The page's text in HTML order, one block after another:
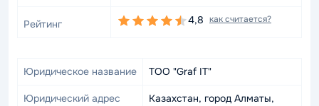
Рейтинг 4,8 как считается?
Юридическое название ТОО "Graf IT"
Юридический адрес
Казахстан, город Алматы,